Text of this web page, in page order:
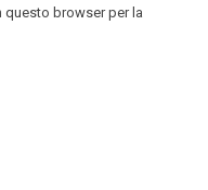
questo browser per la